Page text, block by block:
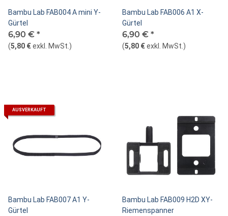
Bambu Lab FAB004 A mini Y-
Gürtel
6,90 € *
(5,80 €exkl. MwSt. )
Bambu Lab FAB006 A1 X-
Gürtel
6,90 € *
(5,80 €exkl. MwSt. )
AUSVERKAUFT
Bambu Lab FAB007 A1 Y-
Gürtel
Bambu Lab FAB009 H2D XY-
Riemenspanner